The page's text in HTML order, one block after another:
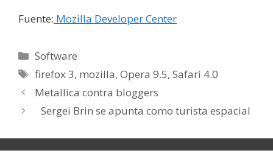
Fuente: Mozilla Developer Center
Categorías
Software
Etiquetas
firefox 3, mozilla,Opera 9.5,Safari 4.0
Metallica contra bloggers
Sergei Brin se apunta como turista espacial